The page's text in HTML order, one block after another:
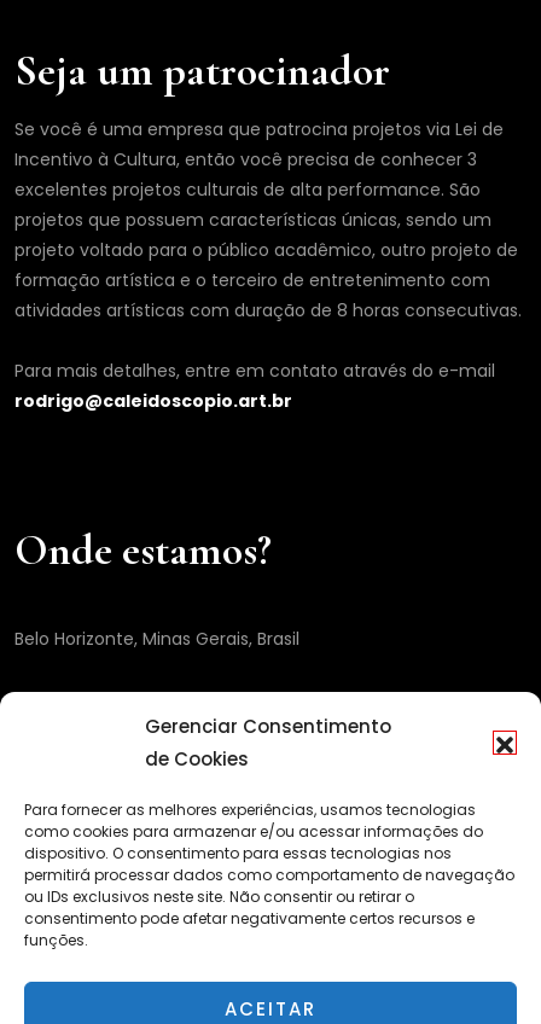
Gerenciar Consentimento
de Cookies
Para fornecer as melhores experiências, usamos tecnologias
como cookies para armazenar e/ou acessar informações do
dispositivo. O consentimento para essas tecnologias nos
permitirá processar dados como comportamento de navegação
ou IDs exclusivos neste site. Não consentir ou retirar o
consentimento pode afetar negativamente certos recursos e
funções.
ACEITAR
Seja um patrocinador
Se você é uma empresa que patrocina projetos via Lei de
Incentivo à Cultura, então você precisa de conhecer 3
excelentes projetos culturais de alta performance. São
projetos que possuem características únicas, sendo um
projeto voltado para o público acadêmico, outro projeto de
formação artística e o terceiro de entretenimento com
atividades artísticas com duração de 8 horas consecutivas.
Para mais detalhes, entre em contato através do e-mail
rodrigo@caleidoscopio.art.br
Onde estamos?
Belo Horizonte, Minas Gerais, Brasil